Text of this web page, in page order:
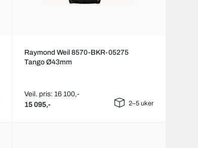
Raymond Weil 8570-BKR-05275
Tango Ø43mm
Veil. pris: 16 100,-
15 095,- 2–5 uker